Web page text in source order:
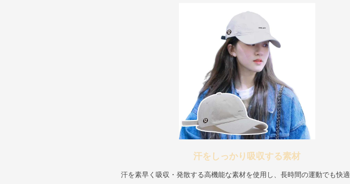
汗をしっかり吸収する素材
汗を素早く吸収・発散する高機能な素材を使用し、長時間の運動でも快適